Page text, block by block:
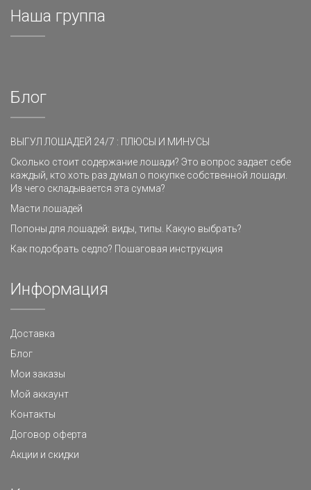
Наша группа
Блог
ВЫГУЛ ЛОШАДЕЙ 24/7 : ПЛЮСЫ И МИНУСЫ
Сколько стоит содержание лошади? Это вопрос задает себе
каждый, кто хоть раз думал о покупке собственной лошади.
Из чего складывается эта сумма?
Масти лошадей
Попоны для лошадей: виды, типы. Какую выбрать?
Как подобрать седло? Пошаговая инструкция
Информация
Доставка
Блог
Мои заказы
Мой аккаунт
Контакты
Договор оферта
Акции и скидки